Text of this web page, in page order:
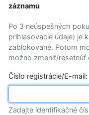
záznamu
Po 3 neúspešných
prihlasovacie údaje) je
zablokované. Potom
možno zmeniť/resetnúť
Číslo registrácie/E-mail:
Zadajte identifikačné